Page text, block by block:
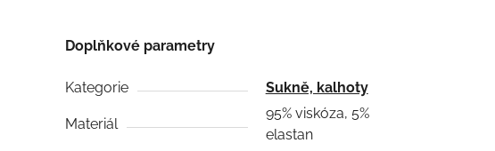
Doplňkové parametry
Kategorie Sukně, kalhoty
Materiál
95% viskóza, 5%
elastan